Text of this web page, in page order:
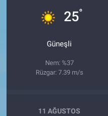
25°
Güneşli
Nem: %37
Rüzgar: 7.39 m/s
11 AĞUSTOS